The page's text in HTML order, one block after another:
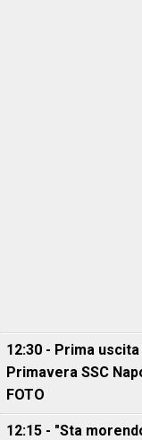
12:30 - Prima
Primavera SSC
FOTO
12:15 - "Sta